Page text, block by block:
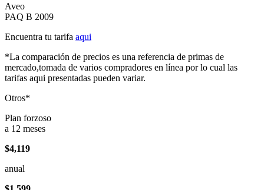
Aveo
PAQ B 2009
Encuentra tu tarifa aqui
*La comparación de precios es una referencia de primas de
mercado,tomada de varios compradores en línea por lo cual las
tarifas aqui presentadas pueden variar.
Otros*
Plan forzoso
a 12 meses
$4,119
anual